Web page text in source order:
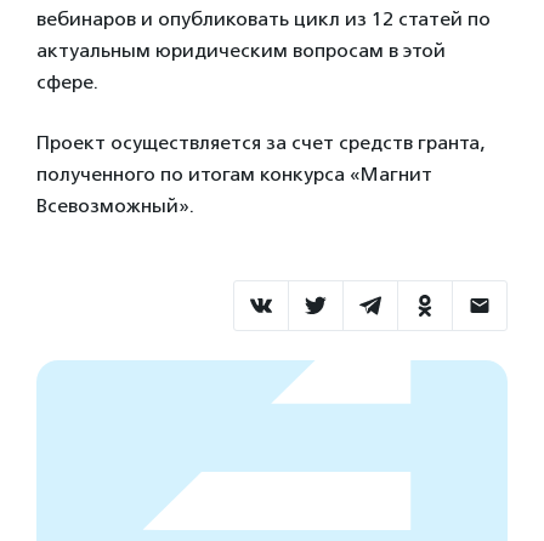
вебинаров и опубликовать цикл из 12 статей по
актуальным юридическим вопросам в этой
сфере.
Проект осуществляется за счет средств гранта,
полученного по итогам конкурса «Магнит
Всевозможный».